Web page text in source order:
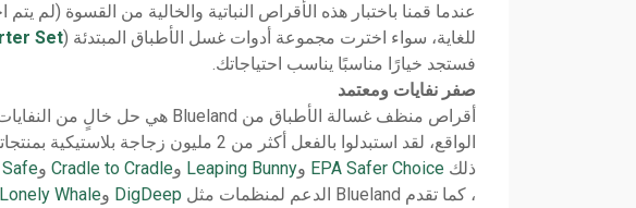
عندما قمنا باختبار هذه الأقراص النباتية والخالية من القسوة (لم
للغاية، سواء اخترت مجموعة أدوات غسل الأطباق المبتدئة (Set
فستجد خيارًا مناسبًا يناسب احتياجاتك.
صفر نفايات ومعتمد
ذلك
وLeaping Bunny وCradle to Cradle و
، كما تقدم Blueland الدعم لمنظمات مثل
DigDeep وLonely Whale